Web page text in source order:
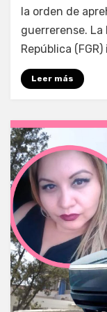
la orden de
guerrerense. La
República
Leer más